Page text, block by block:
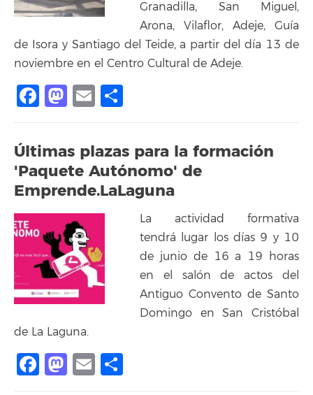
Granadilla, San Miguel,
Arona, Vilaflor, Adeje, Guía
de Isora y Santiago del Teide, a partir del día 13 de
noviembre en el Centro Cultural de Adeje.
Facebook
Mastodon
Email
Últimas plazas para la formación
'Paquete Autónomo' de
Emprende.LaLaguna
La actividad formativa
tendrá lugar los días 9 y 10
de junio de 16 a 19 horas
en el salón de actos del
Antiguo Convento de Santo
Domingo en San Cristóbal
de La Laguna.
Facebook
Mastodon
Email